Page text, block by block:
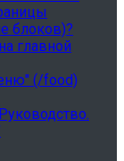
блоков)?
главной
(/food)